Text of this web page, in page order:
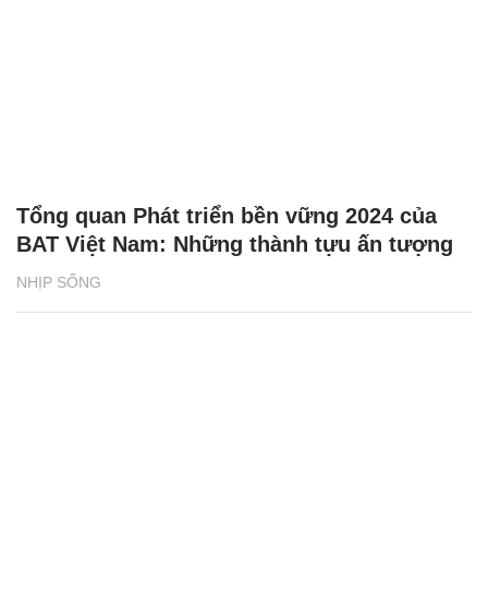
NHỊP SỐNG
Tổng quan Phát triển bền vững 2024 của
BAT Việt Nam: Những thành tựu ấn tượng